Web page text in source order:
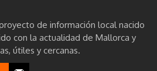
de información local nacido
con la actualidad de Mallorca y
útiles y cercanas.